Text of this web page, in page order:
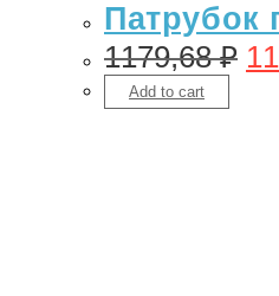
Патрубок
1179,68₽
Add to cart